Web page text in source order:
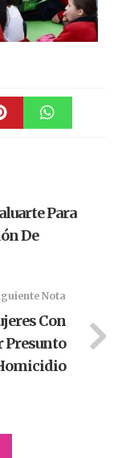
Para
De
Nota
Con
Presunto